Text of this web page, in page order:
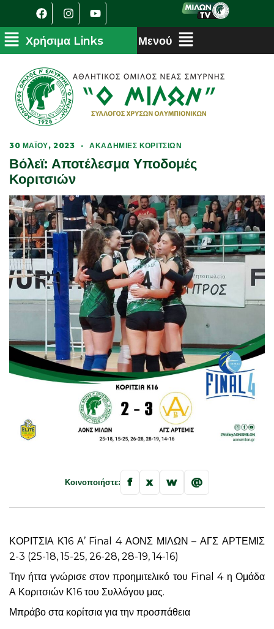
30 ΜΑΪ́ΟΥ, 2023 · ΑΚΑΔΗΜΊΕΣ ΚΟΡΙΤΣΙΏΝ
Βόλεϊ: Αποτέλεσμα Υποδομές
Κοριτσιών
Κοινοποιήστε: f x w @
ΚΟΡΙΤΣΙΑ Κ16 Α’ Final 4 ΑΟΝΣ ΜΙΛΩΝ – ΑΓΣ ΑΡΤΕΜΙΣ
2-3 (25-18, 15-25, 26-28, 28-19, 14-16)
Την ήττα γνώρισε στον προημιτελικό του Final 4 η Ομάδα
Α Κοριτσιών Κ16 του Συλλόγου μας.
Μπράβο στα κορίτσια για την προσπάθεια